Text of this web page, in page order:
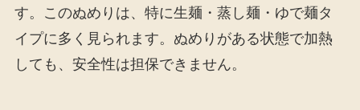
す。このぬめりは、特に生麺・蒸し麺・ゆで麺タ
イプに多く見られます。ぬめりがある状態で加熱
しても、安全性は担保できません。